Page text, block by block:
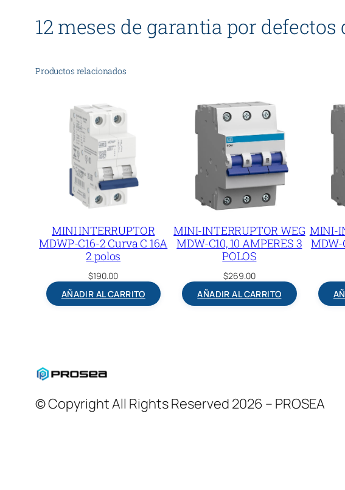
12 meses de garantia por defectos
Productos relacionados
MINI INTERRUPTOR
MDWP-C16-2 Curva C 16A
2 polos
$190.00
AÑADIR AL CARRITO
MINI-INTERRUPTOR WEG
MDW-C10, 10 AMPERES 3
POLOS
$269.00
AÑADIR AL CARRITO
MINI-
MDW-
© Copyright All Rights Reserved 2026 – PROSEA